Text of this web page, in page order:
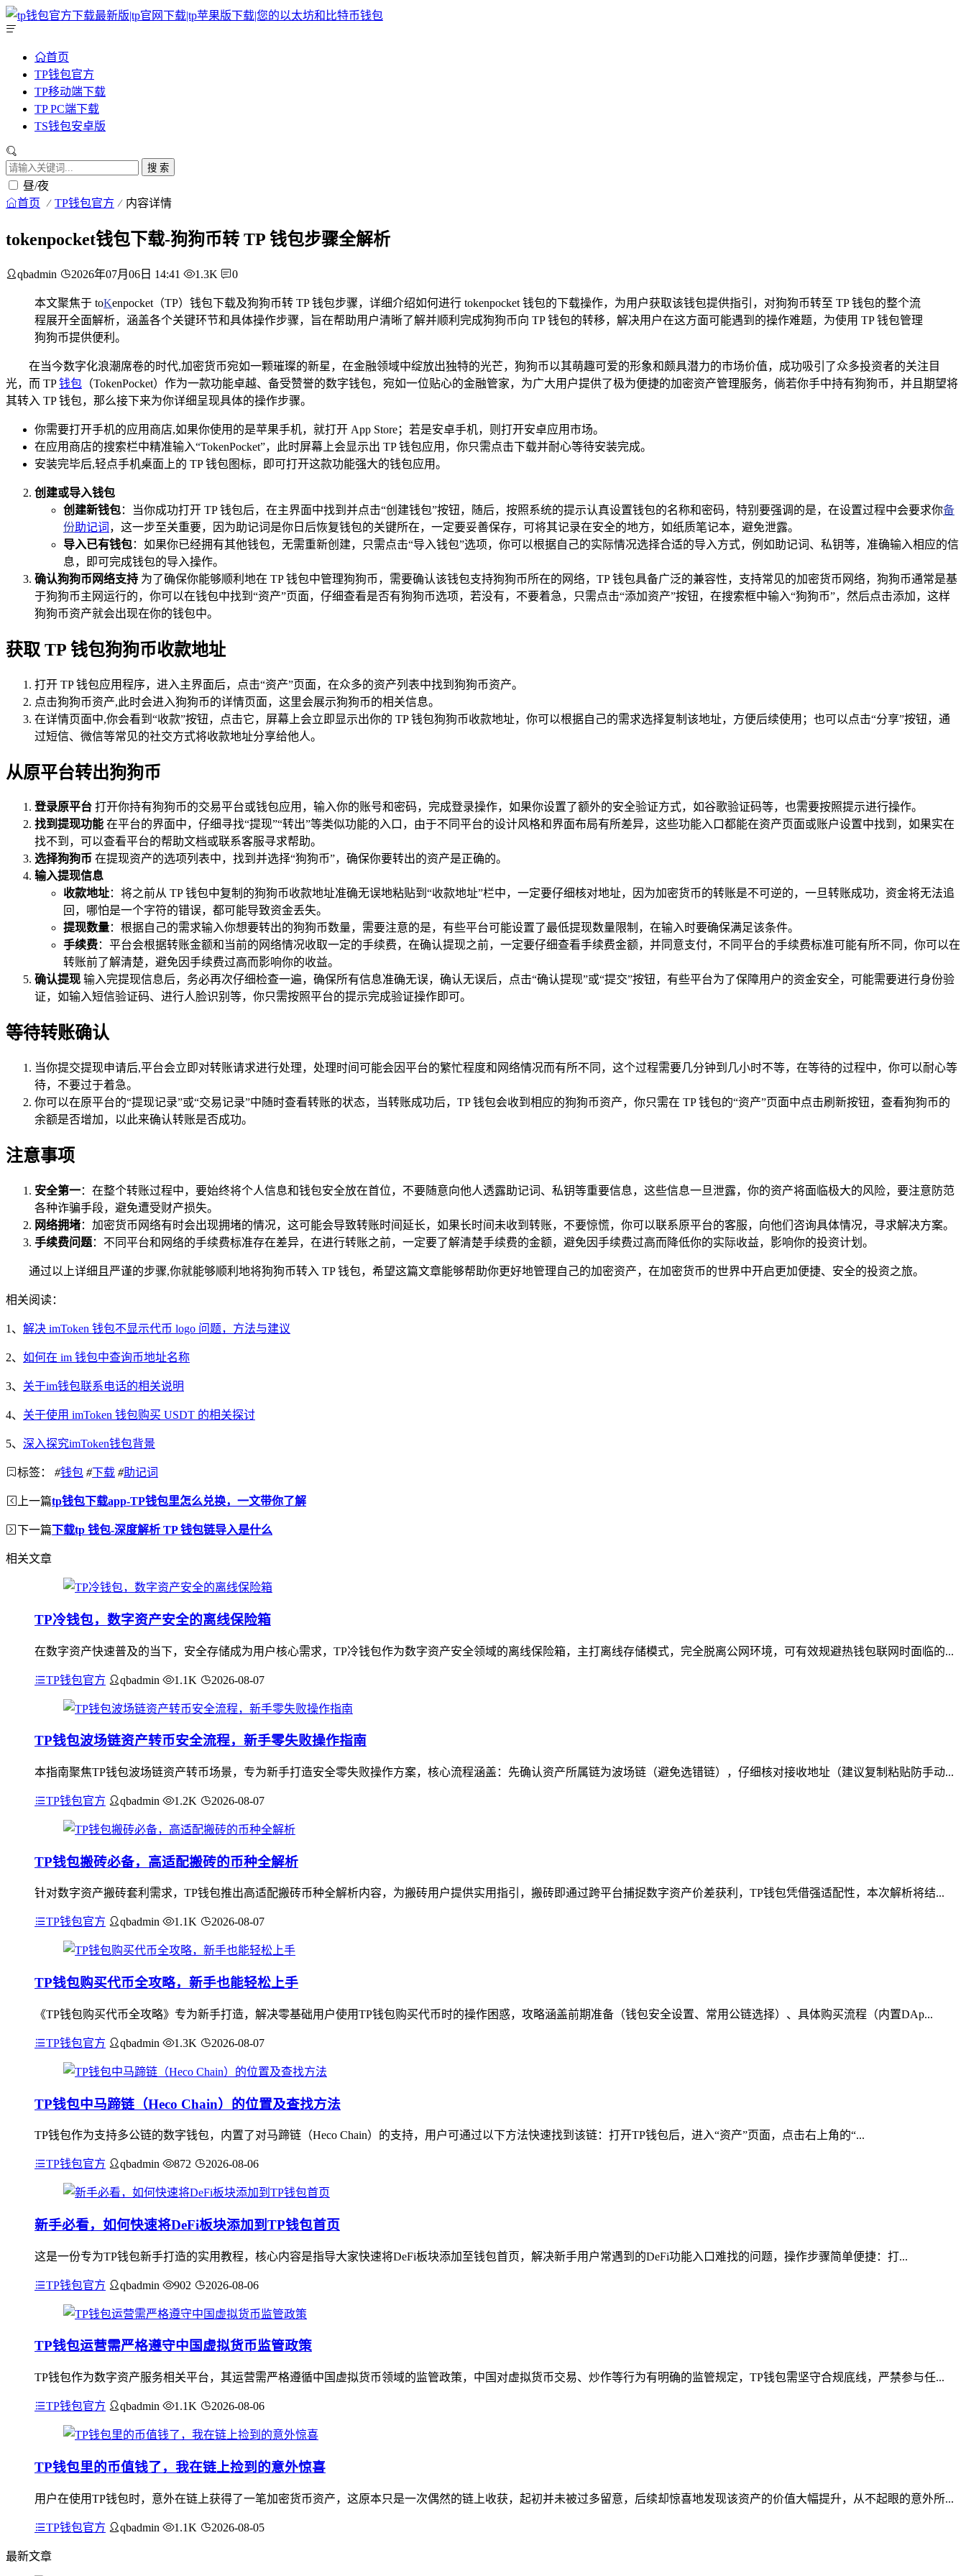
首页
TP钱包官方
TP移动端下载
TP PC端下载
TS钱包安卓版
搜 索
昼/夜
首页 TP钱包官方 内容详情
tokenpocket钱包下载-狗狗币转 TP 钱包步骤全解析
qbadmin 2026年07月06日 14:41 1.3K 0
本文聚焦于 toKenpocket（TP）钱包下载及狗狗币转 TP 钱包步骤，详细介绍如何进行 tokenpocket 钱包的下载操作，为用户获取该钱包提供指引，对狗狗币转至 TP 钱包的整个流
程展开全面解析，涵盖各个关键环节和具体操作步骤，旨在帮助用户清晰了解并顺利完成狗狗币向 TP 钱包的转移，解决用户在这方面可能遇到的操作难题，为使用 TP 钱包管理
狗狗币提供便利。
在当今数字化浪潮席卷的时代,加密货币宛如一颗璀璨的新星，在金融领域中绽放出独特的光芒，狗狗币以其萌趣可爱的形象和颇具潜力的市场价值，成功吸引了众多投资者的关注目
光，而 TP钱包 （TokenPocket）作为一款功能卓越、备受赞誉的数字钱包，宛如一位贴心的金融管家，为广大用户提供了极为便捷的加密资产管理服务，倘若你手中持有狗狗币，并且期望将
其转入 TP 钱包，那么接下来为你详细呈现具体的操作步骤。
你需要打开手机的应用商店,如果你使用的是苹果手机，就打开 App Store；若是安卓手机，则打开安卓应用市场。
在应用商店的搜索栏中精准输入“TokenPocket”，此时屏幕上会显示出 TP 钱包应用，你只需点击下载并耐心等待安装完成。
安装完毕后,轻点手机桌面上的 TP 钱包图标，即可打开这款功能强大的钱包应用。
创建或导入钱包
创建新钱包：当你成功打开 TP 钱包后，在主界面中找到并点击“创建钱包”按钮，随后，按照系统的提示认真设置钱包的名称和密码，特别要强调的是，在设置过程中会要求你备
份助记词 ，这一步至关重要，因为助记词是你日后恢复钱包的关键所在，一定要妥善保存，可将其记录在安全的地方，如纸质笔记本，避免泄露。
导入已有钱包：如果你已经拥有其他钱包，无需重新创建，只需点击“导入钱包”选项，你可以根据自己的实际情况选择合适的导入方式，例如助记词、私钥等，准确输入相应的信
息，即可完成钱包的导入操作。
确认狗狗币网络支持 为了确保你能够顺利地在 TP 钱包中管理狗狗币，需要确认该钱包支持狗狗币所在的网络，TP 钱包具备广泛的兼容性，支持常见的加密货币网络，狗狗币通常是基
于狗狗币主网运行的，你可以在钱包中找到“资产”页面，仔细查看是否有狗狗币选项，若没有，不要着急，只需点击“添加资产”按钮，在搜索框中输入“狗狗币”，然后点击添加，这样
狗狗币资产就会出现在你的钱包中。
获取 TP 钱包狗狗币收款地址
打开 TP 钱包应用程序，进入主界面后，点击“资产”页面，在众多的资产列表中找到狗狗币资产。
点击狗狗币资产,此时会进入狗狗币的详情页面，这里会展示狗狗币的相关信息。
在详情页面中,你会看到“收款”按钮，点击它，屏幕上会立即显示出你的 TP 钱包狗狗币收款地址，你可以根据自己的需求选择复制该地址，方便后续使用；也可以点击“分享”按钮，通
过短信、微信等常见的社交方式将收款地址分享给他人。
从原平台转出狗狗币
登录原平台 打开你持有狗狗币的交易平台或钱包应用，输入你的账号和密码，完成登录操作，如果你设置了额外的安全验证方式，如谷歌验证码等，也需要按照提示进行操作。
找到提现功能 在平台的界面中，仔细寻找“提现”“转出”等类似功能的入口，由于不同平台的设计风格和界面布局有所差异，这些功能入口都能在资产页面或账户设置中找到，如果实在
找不到，可以查看平台的帮助文档或联系客服寻求帮助。
选择狗狗币 在提现资产的选项列表中，找到并选择“狗狗币”，确保你要转出的资产是正确的。
输入提现信息
收款地址：将之前从 TP 钱包中复制的狗狗币收款地址准确无误地粘贴到“收款地址”栏中，一定要仔细核对地址，因为加密货币的转账是不可逆的，一旦转账成功，资金将无法追
回，哪怕是一个字符的错误，都可能导致资金丢失。
提现数量：根据自己的需求输入你想要转出的狗狗币数量，需要注意的是，有些平台可能设置了最低提现数量限制，在输入时要确保满足该条件。
手续费：平台会根据转账金额和当前的网络情况收取一定的手续费，在确认提现之前，一定要仔细查看手续费金额，并同意支付，不同平台的手续费标准可能有所不同，你可以在
转账前了解清楚，避免因手续费过高而影响你的收益。
确认提现 输入完提现信息后，务必再次仔细检查一遍，确保所有信息准确无误，确认无误后，点击“确认提现”或“提交”按钮，有些平台为了保障用户的资金安全，可能需要进行身份验
证，如输入短信验证码、进行人脸识别等，你只需按照平台的提示完成验证操作即可。
等待转账确认
当你提交提现申请后,平台会立即对转账请求进行处理，处理时间可能会因平台的繁忙程度和网络情况而有所不同，这个过程需要几分钟到几小时不等，在等待的过程中，你可以耐心等
待，不要过于着急。
你可以在原平台的“提现记录”或“交易记录”中随时查看转账的状态，当转账成功后，TP 钱包会收到相应的狗狗币资产，你只需在 TP 钱包的“资产”页面中点击刷新按钮，查看狗狗币的
余额是否增加，以此来确认转账是否成功。
注意事项
安全第一：在整个转账过程中，要始终将个人信息和钱包安全放在首位，不要随意向他人透露助记词、私钥等重要信息，这些信息一旦泄露，你的资产将面临极大的风险，要注意防范
各种诈骗手段，避免遭受财产损失。
网络拥堵：加密货币网络有时会出现拥堵的情况，这可能会导致转账时间延长，如果长时间未收到转账，不要惊慌，你可以联系原平台的客服，向他们咨询具体情况，寻求解决方案。
手续费问题：不同平台和网络的手续费标准存在差异，在进行转账之前，一定要了解清楚手续费的金额，避免因手续费过高而降低你的实际收益，影响你的投资计划。
通过以上详细且严谨的步骤,你就能够顺利地将狗狗币转入 TP 钱包，希望这篇文章能够帮助你更好地管理自己的加密资产，在加密货币的世界中开启更加便捷、安全的投资之旅。
相关阅读：
1、 解决 imToken 钱包不显示代币 logo 问题，方法与建议
2、 如何在 im 钱包中查询币地址名称
3、 关于im钱包联系电话的相关说明
4、 关于使用 imToken 钱包购买 USDT 的相关探讨
5、 深入探究imToken钱包背景
标签： #钱包 #下载 #助记词
上一篇tp钱包下载app-TP钱包里怎么兑换，一文带你了解
下一篇下载tp 钱包-深度解析 TP 钱包链导入是什么
相关文章
TP冷钱包，数字资产安全的离线保险箱
在数字资产快速普及的当下，安全存储成为用户核心需求，TP冷钱包作为数字资产安全领域的离线保险箱，主打离线存储模式，完全脱离公网环境，可有效规避热钱包联网时面临的...
TP钱包官方 qbadmin 1.1K 2026-08-07
TP钱包波场链资产转币安全流程，新手零失败操作指南
本指南聚焦TP钱包波场链资产转币场景，专为新手打造安全零失败操作方案，核心流程涵盖：先确认资产所属链为波场链（避免选错链），仔细核对接收地址（建议复制粘贴防手动...
TP钱包官方 qbadmin 1.2K 2026-08-07
TP钱包搬砖必备，高适配搬砖的币种全解析
针对数字资产搬砖套利需求，TP钱包推出高适配搬砖币种全解析内容，为搬砖用户提供实用指引，搬砖即通过跨平台捕捉数字资产价差获利，TP钱包凭借强适配性，本次解析将结...
TP钱包官方 qbadmin 1.1K 2026-08-07
TP钱包购买代币全攻略，新手也能轻松上手
《TP钱包购买代币全攻略》专为新手打造，解决零基础用户使用TP钱包购买代币时的操作困惑，攻略涵盖前期准备（钱包安全设置、常用公链选择）、具体购买流程（内置DAp...
TP钱包官方 qbadmin 1.3K 2026-08-07
TP钱包中马蹄链（Heco Chain）的位置及查找方法
TP钱包作为支持多公链的数字钱包，内置了对马蹄链（Heco Chain）的支持，用户可通过以下方法快速找到该链：打开TP钱包后，进入“资产”页面，点击右上角的“...
TP钱包官方 qbadmin 872 2026-08-06
新手必看，如何快速将DeFi板块添加到TP钱包首页
这是一份专为TP钱包新手打造的实用教程，核心内容是指导大家快速将DeFi板块添加至钱包首页，解决新手用户常遇到的DeFi功能入口难找的问题，操作步骤简单便捷：打...
TP钱包官方 qbadmin 902 2026-08-06
TP钱包运营需严格遵守中国虚拟货币监管政策
TP钱包作为数字资产服务相关平台，其运营需严格遵循中国虚拟货币领域的监管政策，中国对虚拟货币交易、炒作等行为有明确的监管规定，TP钱包需坚守合规底线，严禁参与任...
TP钱包官方 qbadmin 1.1K 2026-08-06
TP钱包里的币值钱了，我在链上捡到的意外惊喜
用户在使用TP钱包时，意外在链上获得了一笔加密货币资产，这原本只是一次偶然的链上收获，起初并未被过多留意，后续却惊喜地发现该资产的价值大幅提升，从不起眼的意外所...
TP钱包官方 qbadmin 1.1K 2026-08-05
最新文章